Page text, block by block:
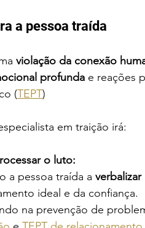
a pessoa traída
violação da conexão
profunda e reações
(TEPT)
em traição irá:
o luto:
a pessoa traída a
ideal e da confiança.
na prevenção de